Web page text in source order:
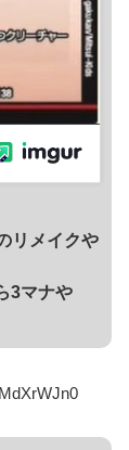
リメイクや
3マナや